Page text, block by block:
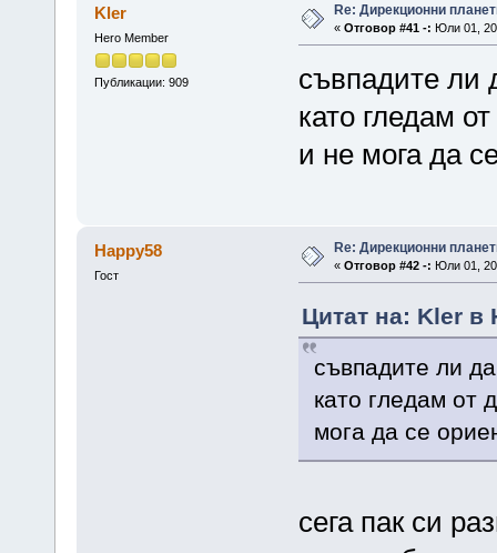
Kler
Hero Member
Публикации: 909
Re: Дирекционни
« Отговор #41 -: Юли 01,
съвпадите ли
като гледам
и не мога да
Happy58
Гост
Re: Дирекционни
« Отговор #42 -: Юли 01,
Цитат на: Kler в
съвпадите ли
като гледам от
мога да се
сега пак си